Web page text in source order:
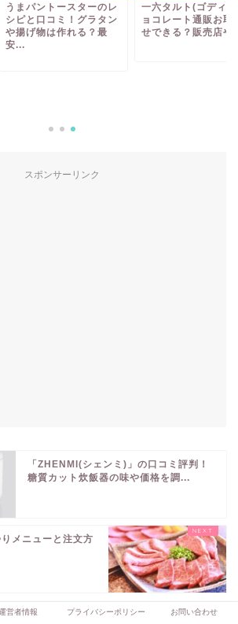
うまパントースターのレ
シピと口コミ！グラタン
や揚げ物は作れる？最
安...
一六タルト(ゴディ
ョコレート通販お取
せできる？販売店や
スポンサーリンク
「ZHENMI(シェンミ)」の口コミ評判！
糖質カット炊飯器の味や価格を調...
メニューと注文方
営者情報 プライバシーポリシー お問い合わせ